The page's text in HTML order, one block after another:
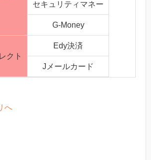
セキュリティマネー
G-Money
クト
Edy決済
Jメールカード
へ